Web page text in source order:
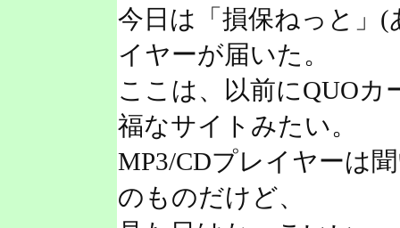
今日は「損保ねっと」(
イヤーが届いた。
ここは、以前にQUO
福なサイトみたい。
MP3/CDプレイヤーは
のものだけど、